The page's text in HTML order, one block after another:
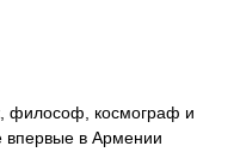
философ, космограф и
впервые в Армении